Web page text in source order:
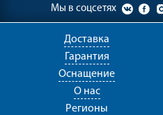
Мы в соцсетях
Доставка
Гарантия
Оснащение
О нас
Регионы